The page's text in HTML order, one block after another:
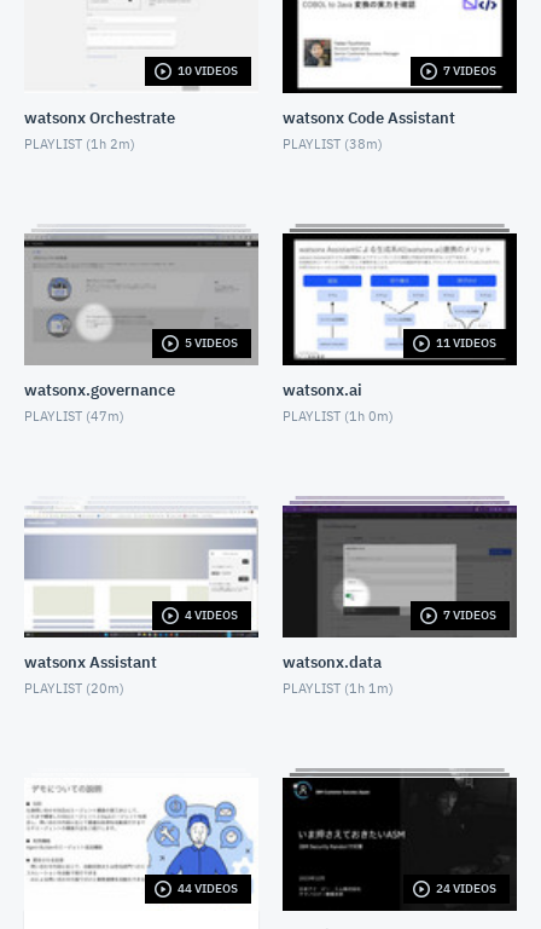
【watsonx Orchestrate開発編】4ステップで構築す
るカスタマーサポートシステム：動画シリーズの全体
説明
DECEMBER 26, 2025
るカスタマーサポートシステム：ステップ①：DB連
【watsonx Orchestrate開発編】4ステップで構築す
るカスタマーサポートシステム：ステップ②：レシー
ト情報抽出機能を開発
DECEMBER 26, 2025
【watsonx Orchestrate開発編】4ステップで構築す
るカスタマーサポートシステム：ステップ③：ナレッ
ジで判断し返信するエージェント設定
【watsonx Orchestrate開発編】4ステップで構築す
【watsonx.ai】Granite Time Seriesで時系列予測を
してみよう
DECEMBER 19, 2025
IBM watsonx Code Assistant for Z によるリファクタ
リング
SEPTEMBER 30, 2025
【watsonx Orchestrate開発編】AI Agentを統合、シ
ームレスなAgentを実現
【watsonx Code Assistant Javaモダナイゼーション
体験編】Java 8 から Java 21 へのバージョンアップ
AUGUST 29, 2025
【watsonx Orchestrate開発編】5分でアシスタント
作成、「Wi-Fiが繋がらない」にAIが即答！
AUGUST 22, 2025
10 VIDEOS
watsonx Orchestrate
PLAYLIST (1h 2m)
7 VIDEOS
watsonx Code Assistant
PLAYLIST (38m)
5 VIDEOS
watsonx.governance
PLAYLIST (47m)
11 VIDEOS
watsonx.ai
PLAYLIST (1h 0m)
4 VIDEOS
watsonx Assistant
PLAYLIST (20m)
7 VIDEOS
watsonx.data
PLAYLIST (1h 1m)
44 VIDEOS 24 VIDEOS